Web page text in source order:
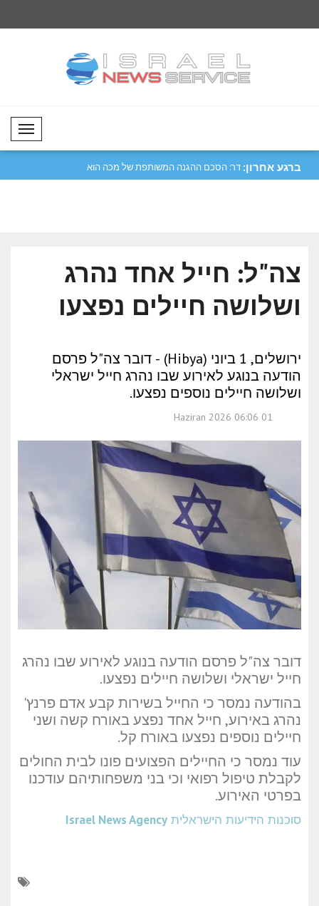
Mobil Menü
ברגע אחרון: דר: הסכם ההגנה המשותפת של מכה הוא לביקוריו
צה"ל: חייל אחד נהרג
ושלושה חיילים נפצעו
ירושלים, 1 ביוני (Hibya) - דובר צה"ל פרסם
הודעה בנוגע לאירוע שבו נהרג חייל ישראלי
ושלושה חיילים נוספים נפצעו.
01 Haziran 2026 06:06
דובר צה"ל פרסם הודעה בנוגע לאירוע שבו נהרג
חייל ישראלי ושלושה חיילים נפצעו.
בהודעה נמסר כי החייל בשירות קבע אדם פרנץ'
נהרג באירוע, חייל אחד נפצע באורח קשה ושני
חיילים נוספים נפצעו באורח קל.
עוד נמסר כי החיילים הפצועים פונו לבית החולים
לקבלת טיפול רפואי וכי בני משפחותיהם עודכנו
בפרטי האירוע.
סוכנות הידיעות הישראלית Israel News Agency